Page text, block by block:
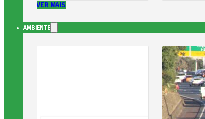
VER MAIS
AMBIENTE